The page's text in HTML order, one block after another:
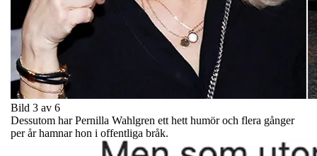
Bild 3 av 6
Dessutom har Pernilla Wahlgren ett hett humör och flera gånger
per år hamnar hon i offentliga bråk.